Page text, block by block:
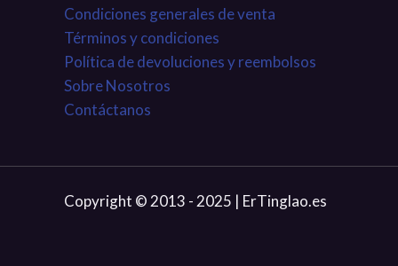
Condiciones generales de venta
Términos y condiciones
Política de devoluciones y reembolsos
Sobre Nosotros
Contáctanos
Copyright © 2013 - 2025 | ErTinglao.es